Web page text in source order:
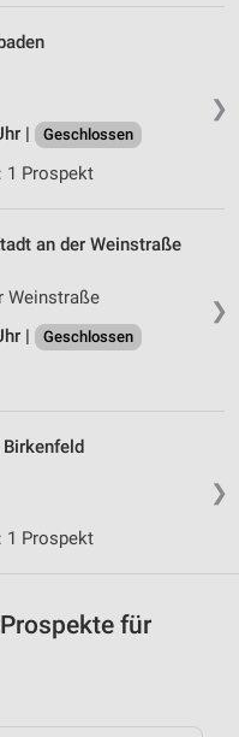
❯
|
Geschlossen
1 Prospekt
❯
an der Weinstraße
Weinstraße
|
Geschlossen
❯
1 Prospekt
für
von